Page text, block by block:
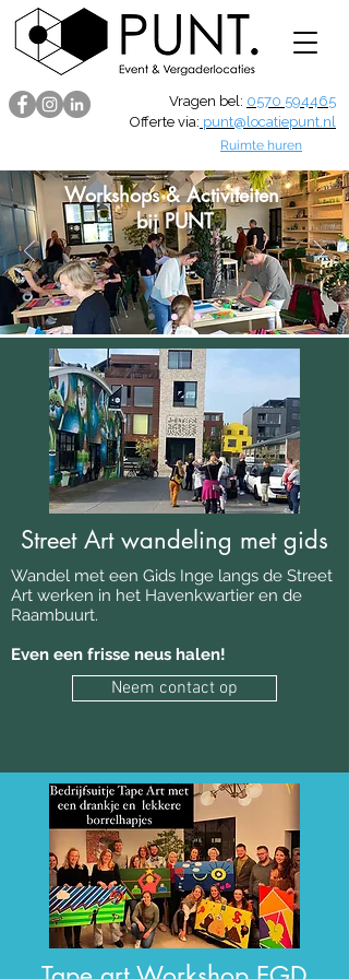
Vragen bel: 0570 594465
Offerte via: punt@locatiepunt.nl
Ruimte huren
Workshops & Activiteiten
bij PUNT
Activiteiten en
Street Art wandeling met gids
Wandel met een Gids Inge langs de Street
Art werken in het Havenkwartier en de
Raambuurt.
Even een frisse neus halen!
Neem contact op